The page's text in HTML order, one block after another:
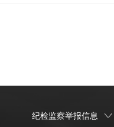
纪检监察举报信息